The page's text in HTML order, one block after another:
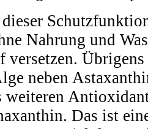
Nahrung und
versetzen.
neben
weiteren
Das ist